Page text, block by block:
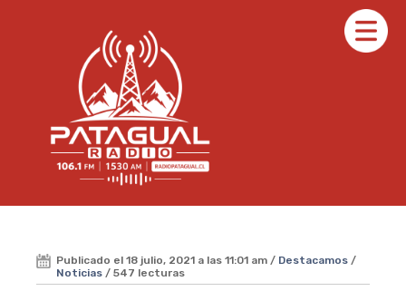
Publicado el 18 julio, 2021 a las 11:01 am / Destacamos /
Noticias / 547 lecturas